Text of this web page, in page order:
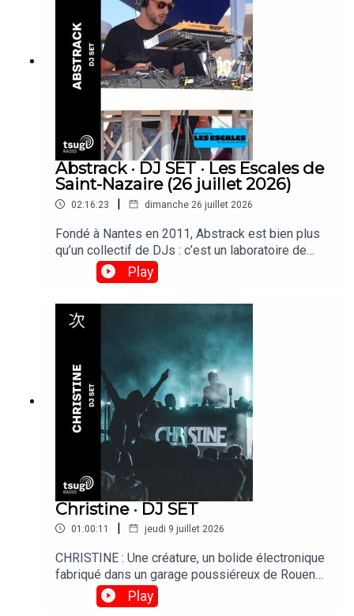
passées faire un set derrière les platines de
Tsugi Radio.
Abstrack · DJ SET · Les Escales de
Saint-Nazaire (26 juillet 2026)
02:16:23 | dimanche 26 juillet 2026
Fondé à Nantes en 2011, Abstrack est bien plus
qu’un collectif de DJs : c’est un laboratoire de
création qui explore la fête comme une œuvre
d’art totale. Musique, scénographie et graphisme
en une expérience immersive et sensible.
Retrouvez deux heures de set enregistré depuis
la scène Club 360 avec Atemi, Bloody L et Vidock
aux manettes.
Play
Christine · DJ SET
01:00:11 | jeudi 9 juillet 2026
CHRISTINE : Une créature, un bolide électronique
fabriqué dans un garage poussiéreux de Rouen
par des passionnés de son. Puissance et colère
dans le moteur, Christine passe la première en
Play